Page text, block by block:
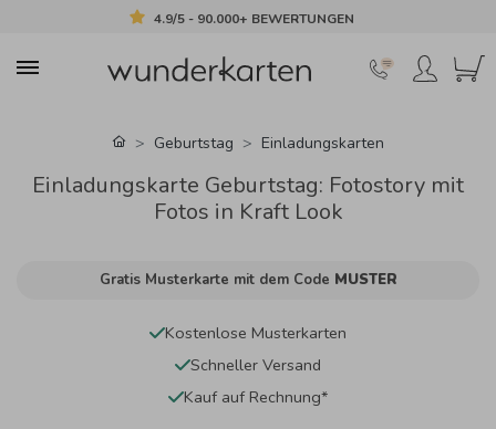
4.9/5 - 90.000+ BEWERTUNGEN
Geburtstag Einladungskarten
Einladungskarte Geburtstag: Fotostory mit
Fotos in Kraft Look
Gratis Musterkarte mit dem Code MUSTER
Kostenlose Musterkarten
Schneller Versand
Kauf auf Rechnung*